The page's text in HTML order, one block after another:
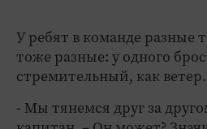
У ребят в команде разные
тоже разные: у одного
стремительный, как ветер.
- Мы тянемся друг за